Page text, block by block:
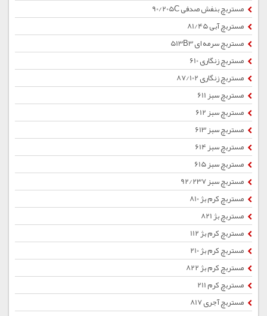
مستربچ بنفش صدفی 90/205C
مستربچ آبی 81/45
مستربچ سرمه ای 513B3
مستربچ زنگاری 610
مستربچ زنگاری 87/102
مستربچ سبز 611
مستربچ سبز 612
مستربچ سبز 613
مستربچ سبز 614
مستربچ سبز 615
مستربچ سبز 92/237
مستربچ کرم بژ 810
مستربچ بژ 821
مستربچ کرم بژ 112
مستربچ کرم بژ 210
مستربچ کرم بژ 822
مستربچ کرم 211
مستربچ آجری 817